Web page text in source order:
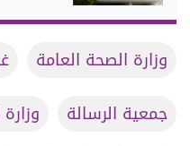
وزارة الصحة العامة
جمعية الرسالة